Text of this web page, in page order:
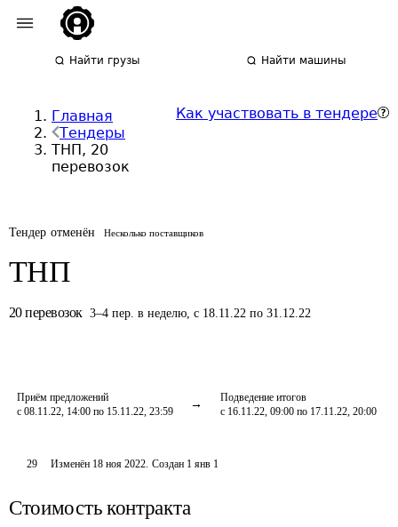
Найти грузы Найти машины
Главная
Тендеры
ТНП, 20
перевозок
Как участвовать в тендере
Тендер отменён Несколько поставщиков
ТНП
20 перевозок 3–4 пер. в неделю, с 18.11.22 по 31.12.22
Приём предложений
с 08.11.22, 14:00 по 15.11.22, 23:59
Подведение итогов
с 16.11.22, 09:00 по 17.11.22, 20:00
29 Изменён 18 ноя 2022. Создан 1 янв 1
Стоимость контракта